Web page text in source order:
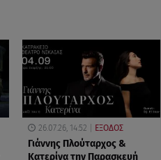
26.07.26, 14:52 ΕΞΟΔΟΣ
Γιάννης Πλούταρχος &
Κατερίνα την Παρασκευή